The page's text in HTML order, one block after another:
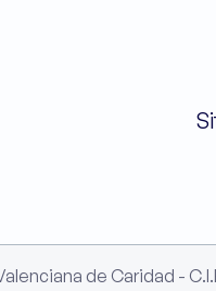
de Caridad -